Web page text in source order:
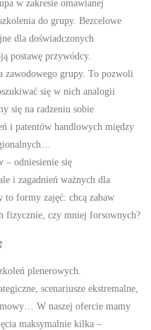
w zakresie omawianej
do grupy. Bezcelowe
dla doświadczonych
postawę przywódcy.
zawodowego grupy. To pozwoli
się w nich analogii
się na radzeniu sobie
i patentów handlowych między
– odniesienie się
i zagadnień ważnych dla
to formy zajęć: chcą zabaw
fizycznie, czy mniej forsownych?
plenerowych.
scenariusze ekstremalne,
W naszej ofercie mamy
maksymalnie kilka –